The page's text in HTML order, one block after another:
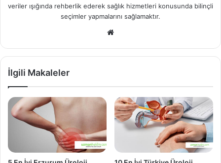
veriler ışığında rehberlik ederek sağlık hizmetleri konusunda bilinçli
seçimler yapmalarını sağlamaktır.
İlgili Makaleler